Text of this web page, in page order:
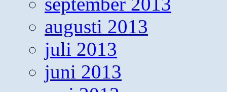
augusti 2013
juli 2013
juni 2013